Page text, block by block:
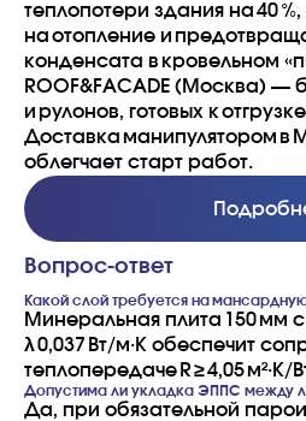
теплопотери здания на 40
на отопление и
конденсата в кровельном
ROOF&FACADE (Москва) —
и рулонов, готовых к
Доставка манипулятором в
облегчает старт работ.
Вопрос‑ответ
Какой слой требуется на
Минеральная плита 150 мм
λ 0,037 Вт/м·К обеспечит
теплопередаче R ≥ 4,05 м²·К/
Допустима ли укладка ЭППС между
Да, при обязательной